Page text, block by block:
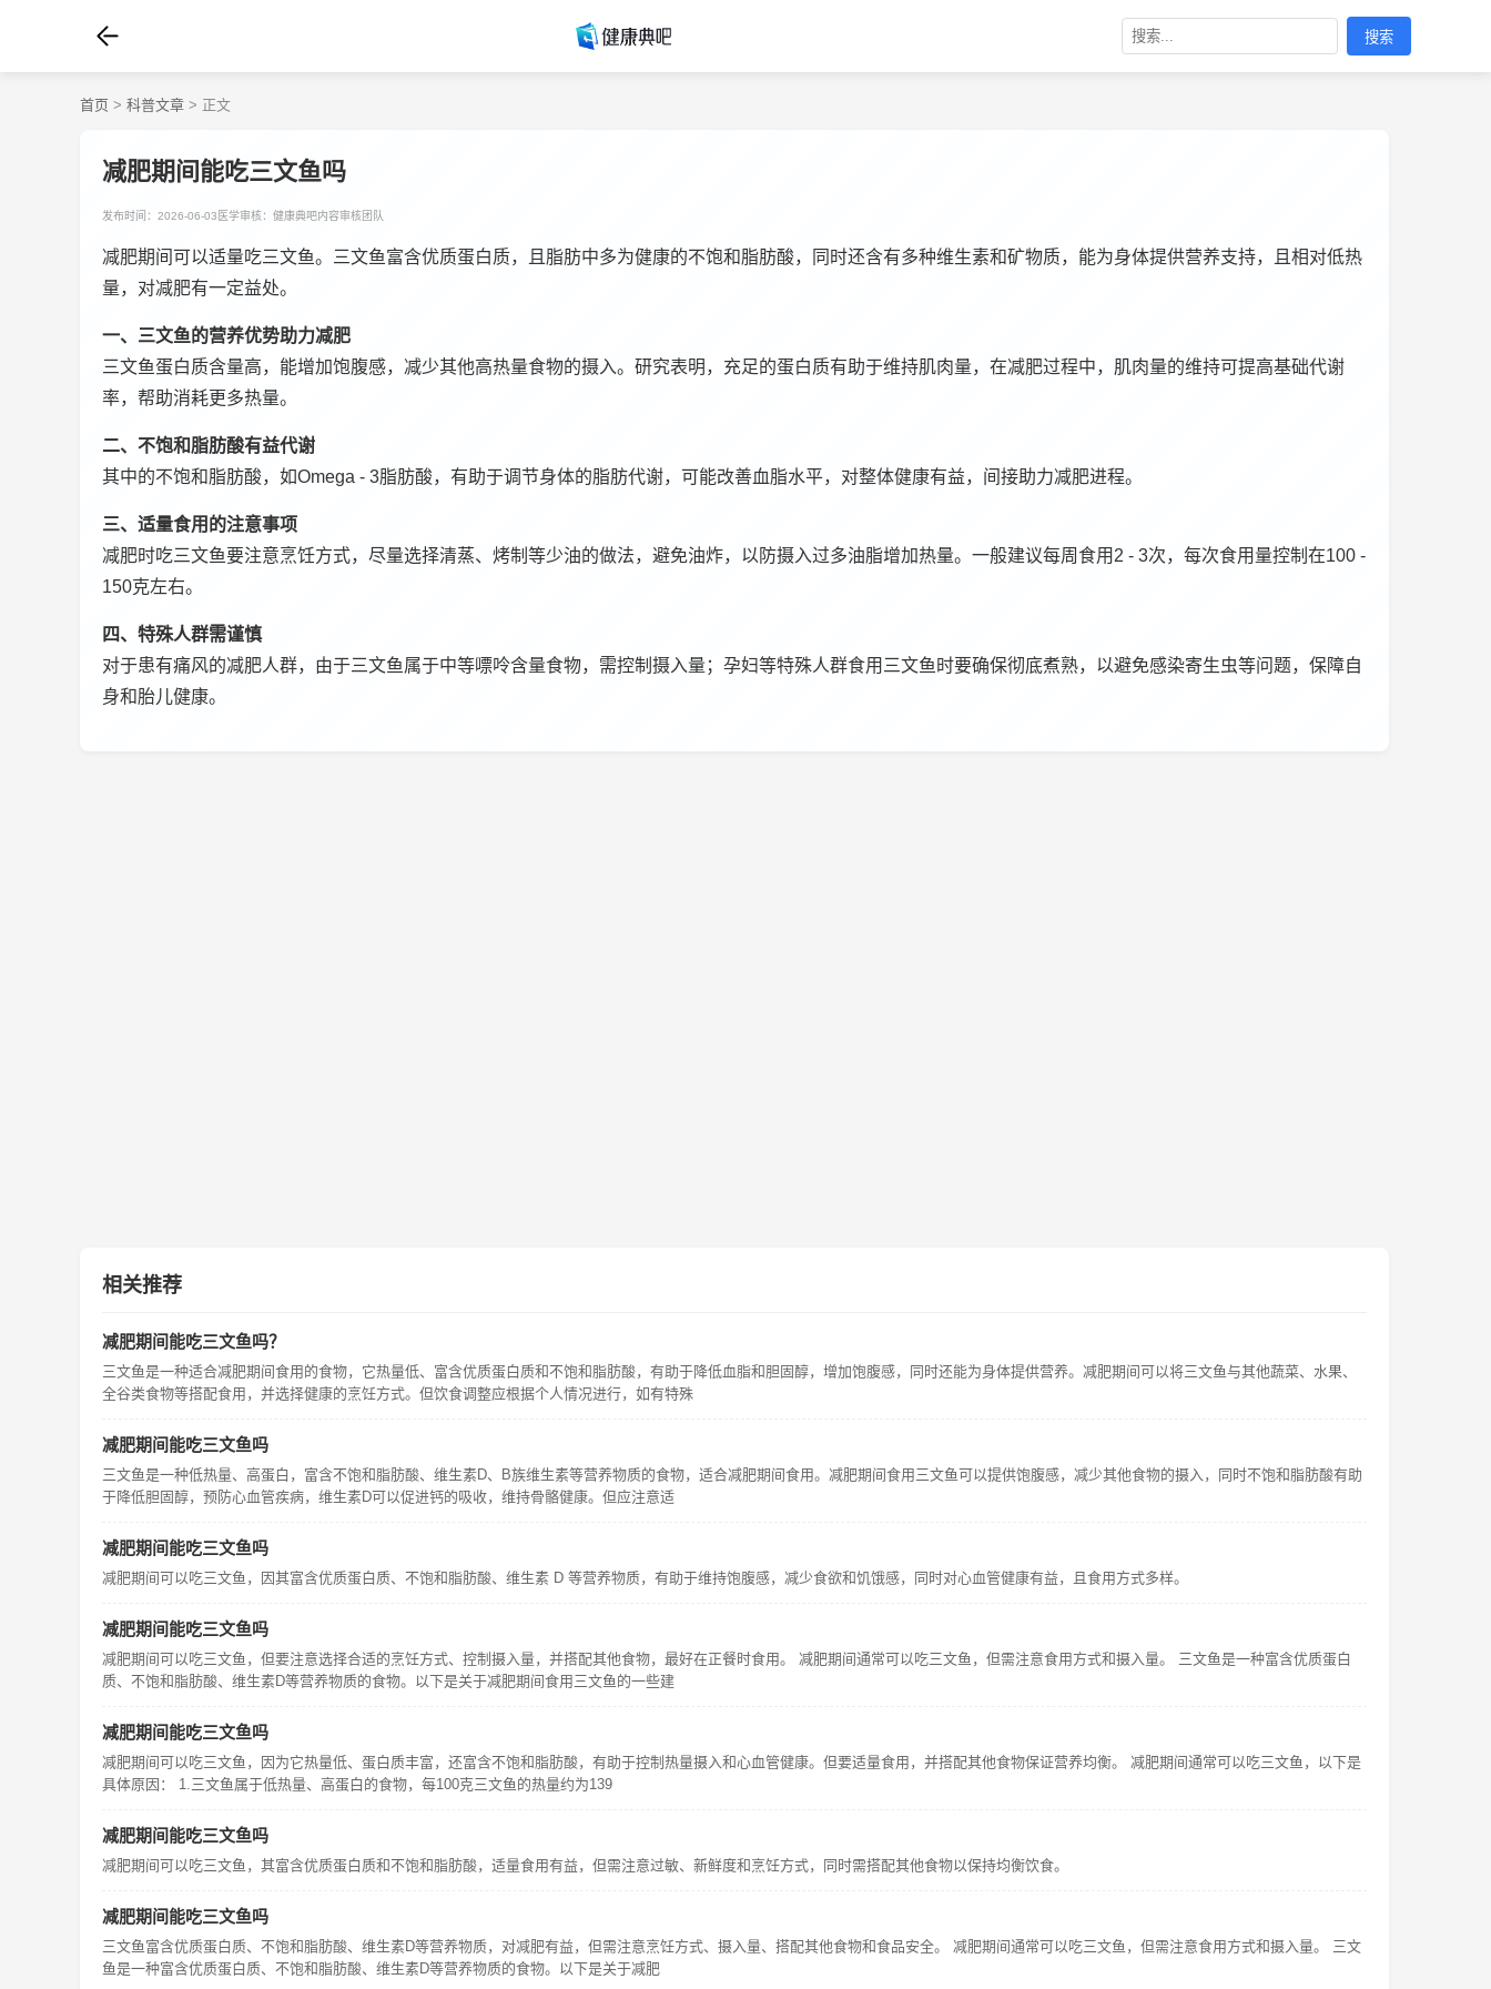
搜索
首页 > 科普文章 > 正文
减肥期间能吃三文鱼吗
发布时间：2026-06-03 医学审核：健康典吧内容审核团队
减肥期间可以适量吃三文鱼。三文鱼富含优质蛋白质，且脂肪中多为健康的不饱和脂肪酸，同时还含有多种维生素和矿物质，能为身体提供营养支持，且相对低热
量，对减肥有一定益处。
一、三文鱼的营养优势助力减肥
三文鱼蛋白质含量高，能增加饱腹感，减少其他高热量食物的摄入。研究表明，充足的蛋白质有助于维持肌肉量，在减肥过程中，肌肉量的维持可提高基础代谢
率，帮助消耗更多热量。
二、不饱和脂肪酸有益代谢
其中的不饱和脂肪酸，如Omega - 3脂肪酸，有助于调节身体的脂肪代谢，可能改善血脂水平，对整体健康有益，间接助力减肥进程。
三、适量食用的注意事项
减肥时吃三文鱼要注意烹饪方式，尽量选择清蒸、烤制等少油的做法，避免油炸，以防摄入过多油脂增加热量。一般建议每周食用2 - 3次，每次食用量控制在100 -
150克左右。
四、特殊人群需谨慎
对于患有痛风的减肥人群，由于三文鱼属于中等嘌呤含量食物，需控制摄入量；孕妇等特殊人群食用三文鱼时要确保彻底煮熟，以避免感染寄生虫等问题，保障自
身和胎儿健康。
相关推荐
减肥期间能吃三文鱼吗？
三文鱼是一种适合减肥期间食用的食物，它热量低、富含优质蛋白质和不饱和脂肪酸，有助于降低血脂和胆固醇，增加饱腹感，同时还能为身体提供营养。减肥期间可以将三文鱼与其他蔬菜、水果、
全谷类食物等搭配食用，并选择健康的烹饪方式。但饮食调整应根据个人情况进行，如有特殊
减肥期间能吃三文鱼吗
三文鱼是一种低热量、高蛋白，富含不饱和脂肪酸、维生素D、B族维生素等营养物质的食物，适合减肥期间食用。减肥期间食用三文鱼可以提供饱腹感，减少其他食物的摄入，同时不饱和脂肪酸有助
于降低胆固醇，预防心血管疾病，维生素D可以促进钙的吸收，维持骨骼健康。但应注意适
减肥期间能吃三文鱼吗
减肥期间可以吃三文鱼，因其富含优质蛋白质、不饱和脂肪酸、维生素 D 等营养物质，有助于维持饱腹感，减少食欲和饥饿感，同时对心血管健康有益，且食用方式多样。
减肥期间能吃三文鱼吗
减肥期间可以吃三文鱼，但要注意选择合适的烹饪方式、控制摄入量，并搭配其他食物，最好在正餐时食用。 减肥期间通常可以吃三文鱼，但需注意食用方式和摄入量。 三文鱼是一种富含优质蛋白
质、不饱和脂肪酸、维生素D等营养物质的食物。以下是关于减肥期间食用三文鱼的一些建
减肥期间能吃三文鱼吗
减肥期间可以吃三文鱼，因为它热量低、蛋白质丰富，还富含不饱和脂肪酸，有助于控制热量摄入和心血管健康。但要适量食用，并搭配其他食物保证营养均衡。 减肥期间通常可以吃三文鱼，以下是
具体原因： 1.三文鱼属于低热量、高蛋白的食物，每100克三文鱼的热量约为139
减肥期间能吃三文鱼吗
减肥期间可以吃三文鱼，其富含优质蛋白质和不饱和脂肪酸，适量食用有益，但需注意过敏、新鲜度和烹饪方式，同时需搭配其他食物以保持均衡饮食。
减肥期间能吃三文鱼吗
三文鱼富含优质蛋白质、不饱和脂肪酸、维生素D等营养物质，对减肥有益，但需注意烹饪方式、摄入量、搭配其他食物和食品安全。 减肥期间通常可以吃三文鱼，但需注意食用方式和摄入量。 三文
鱼是一种富含优质蛋白质、不饱和脂肪酸、维生素D等营养物质的食物。以下是关于减肥